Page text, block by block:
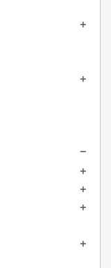
add
add
remove
add
add
add
add